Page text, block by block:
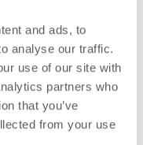
and ads, to
analyse our traffic.
use of our site with
partners who
that you’ve
from your use